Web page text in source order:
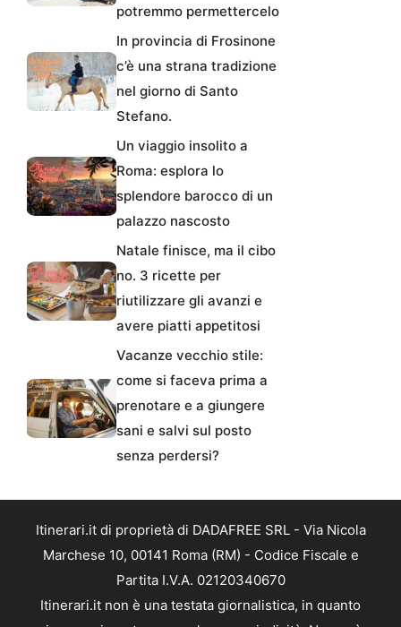
potremmo permettercelo
In provincia di Frosinone
c’è una strana tradizione
nel giorno di Santo
Stefano.
Un viaggio insolito a
Roma: esplora lo
splendore barocco di un
palazzo nascosto
Natale finisce, ma il cibo
no. 3 ricette per
riutilizzare gli avanzi e
avere piatti appetitosi
Vacanze vecchio stile:
come si faceva prima a
prenotare e a giungere
sani e salvi sul posto
senza perdersi?
Itinerari.it di proprietà di DADAFREE SRL - Via Nicola
Marchese 10, 00141 Roma (RM) - Codice Fiscale e
Partita I.V.A. 02120340670
Itinerari.it non è una testata giornalistica, in quanto